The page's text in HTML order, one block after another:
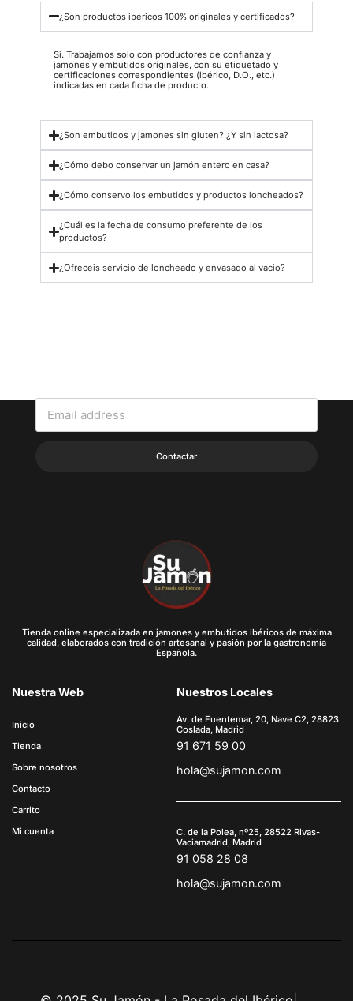
¿Son productos ibéricos 100% originales y certificados?
Si. Trabajamos solo con productores de confianza y
jamones y embutidos originales, con su etiquetado y
certificaciones correspondientes (ibérico, D.O., etc.)
indicadas en cada ficha de producto.
¿Son embutidos y jamones sin gluten? ¿Y sin lactosa?
¿Cómo debo conservar un jamón entero en casa?
¿Cómo conservo los embutidos y productos loncheados?
¿Cuál es la fecha de consumo preferente de los
productos?
¿Ofreceis servicio de loncheado y envasado al vacio?
Contactar
Tienda online especializada en jamones y embutidos ibéricos de máxima
calidad, elaborados con tradición artesanal y pasión por la gastronomía
Española.
Nuestra Web
Inicio
Tienda
Sobre nosotros
Contacto
Carrito
Mi cuenta
Nuestros Locales
Av. de Fuentemar, 20, Nave C2, 28823
Coslada, Madrid
91 671 59 00
hola@sujamon.com
C. de la Polea, nº25, 28522 Rivas-
Vaciamadrid, Madrid
91 058 28 08
hola@sujamon.com